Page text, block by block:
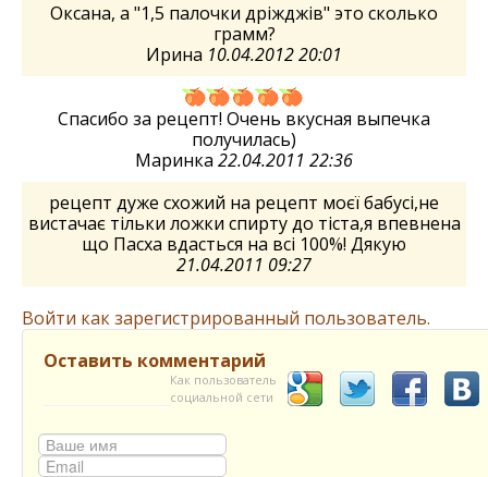
Оксана, а "1,5 палочки дріжджів" это сколько
грамм?
Ирина 10.04.2012 20:01
Спасибо за рецепт! Очень вкусная выпечка
получилась)
Маринка 22.04.2011 22:36
рецепт дуже схожий на рецепт моєї бабусі,не
вистачає тільки ложки спирту до тіста,я впевнена
що Пасха вдасться на всі 100%! Дякую
21.04.2011 09:27
Войти как зарегистрированный пользователь.
Оставить комментарий
Как пользователь
социальной сети